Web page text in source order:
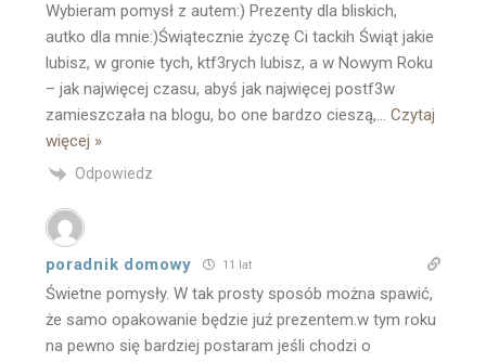
Wybieram pomysł z autem:) Prezenty dla bliskich,
autko dla mnie:)Świątecznie życzę Ci tackih Świąt jakie
lubisz, w gronie tych, ktf3rych lubisz, a w Nowym Roku
– jak najwięcej czasu, abyś jak najwięcej postf3w
zamieszczała na blogu, bo one bardzo cieszą,… Czytaj
więcej »
Odpowiedz
poradnik domowy 11 lat
Świetne pomysły. W tak prosty sposób można spawić,
że samo opakowanie będzie juź prezentem.w tym roku
na pewno się bardziej postaram jeśli chodzi o